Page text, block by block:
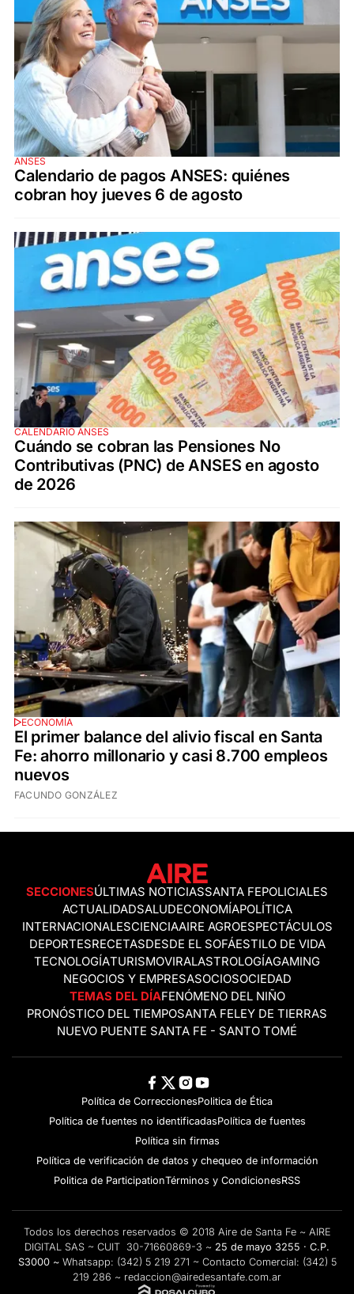
ANSES
Calendario de pagos ANSES: quiénes
cobran hoy jueves 6 de agosto
CALENDARIO ANSES
Cuándo se cobran las Pensiones No
Contributivas (PNC) de ANSES en agosto
de 2026
ECONOMÍA
El primer balance del alivio fiscal en Santa
Fe: ahorro millonario y casi 8.700 empleos
nuevos
FACUNDO GONZÁLEZ
SECCIONESÚLTIMAS NOTICIASSANTA FEPOLICIALES
ACTUALIDADSALUDECONOMÍAPOLÍTICA
INTERNACIONALESCIENCIAAIRE AGROESPECTÁCULOS
DEPORTESRECETASDESDE EL SOFÁESTILO DE VIDA
TECNOLOGÍATURISMOVIRALASTROLOGÍAGAMING
NEGOCIOS Y EMPRESASOCIOSOCIEDAD
TEMAS DEL DÍAFENÓMENO DEL NIÑO
PRONÓSTICO DEL TIEMPOSANTA FELEY DE TIERRAS
NUEVO PUENTE SANTA FE - SANTO TOMÉ
Política de CorreccionesPolitica de Ética
Política de fuentes no identificadasPolítica de fuentes
Política sin firmas
Política de verificación de datos y chequeo de información
Politica de ParticipationTérminos y CondicionesRSS
Todos los derechos reservados © 2018 Aire de Santa Fe ~ AIRE
DIGITAL SAS ~ CUIT 30-71660869-3 ~ 25 de mayo 3255 · C.P.
S3000 ~ Whatsapp: (342) 5 219 271 ~ Contacto Comercial: (342) 5
219 286 ~ redaccion@airedesantafe.com.ar